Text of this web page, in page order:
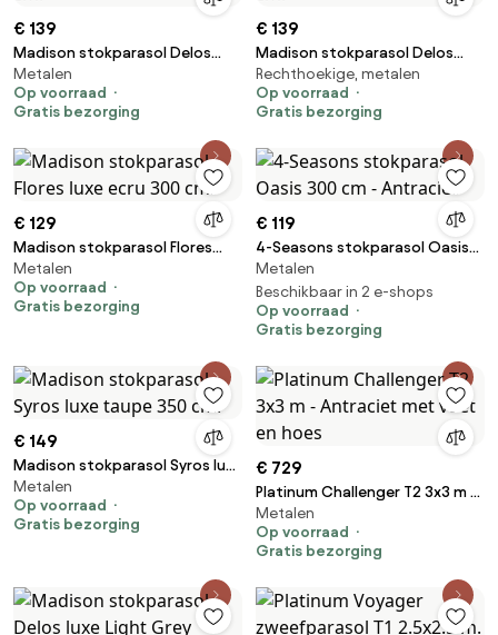
€ 139
Madison stokparasol Delos
Luxe Grey 200x300 cm.
Metalen
Op voorraad
Gratis bezorging
€ 139
Madison stokparasol Delos
luxe Taupe 200x300 cm.
Rechthoekige, metalen
Op voorraad
Gratis bezorging
€ 129
Madison stokparasol Flores
luxe ecru 300 cm.
Metalen
Op voorraad
Gratis bezorging
€ 119
4-Seasons stokparasol Oasis
300 cm - Antraciet
Metalen
Beschikbaar in 2 e-shops
Op voorraad
Gratis bezorging
€ 149
Madison stokparasol Syros luxe
taupe 350 cm.
Metalen
Op voorraad
Gratis bezorging
€ 729
Platinum Challenger T2 3x3 m -
Antraciet met voet en hoes
Metalen
Op voorraad
Gratis bezorging